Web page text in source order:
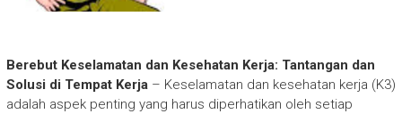
Berebut Keselamatan dan Kesehatan Kerja: Tantangan dan
Solusi di Tempat Kerja– Keselamatan dan kesehatan kerja (K3)
adalah aspek penting yang harus diperhatikan oleh setiap